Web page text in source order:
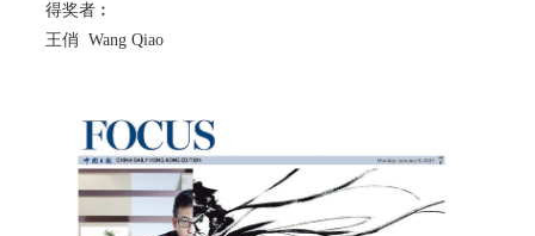
得奖者︰
王俏 Wang Qiao